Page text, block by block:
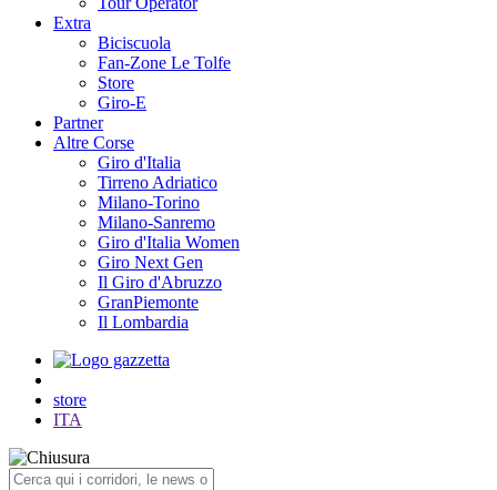
Extra
Biciscuola
Fan-Zone Le Tolfe
Store
Giro-E
Partner
Altre Corse
Giro d'Italia
Tirreno Adriatico
Milano-Torino
Milano-Sanremo
Giro d'Italia Women
Giro Next Gen
Il Giro d'Abruzzo
GranPiemonte
Il Lombardia
store
ITA